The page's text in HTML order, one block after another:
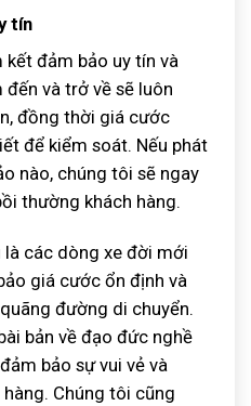
tín
kết đảm bảo uy tín và
và trở về sẽ luôn
đồng thời giá cước
để kiểm soát. Nếu phát
nào, chúng tôi sẽ ngay
thường khách hàng.
là các dòng xe đời mới
giá cước ổn định và
đường di chuyển.
bản về đạo đức nghề
bảo sự vui vẻ và
Chúng tôi cũng